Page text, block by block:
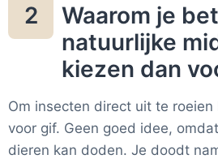
2
Waarom je
natuurlijke
kiezen dan
Om insecten direct uit te roeien
voor gif. Geen goed idee,
dieren kan doden. Je doodt